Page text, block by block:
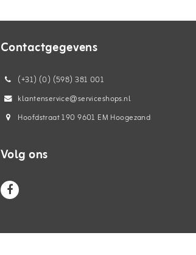
Contactgegevens
(+31) (0) (598) 381 001
klantenservice@serviceshops.nl
Hoofdstraat 190 9601 EM Hoogezand
Volg ons